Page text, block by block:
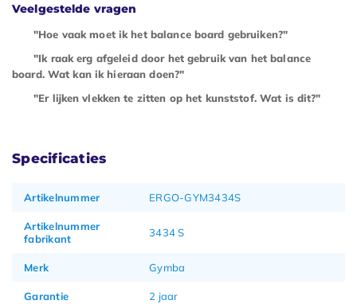
Veelgestelde vragen
"Hoe vaak moet ik het balance board gebruiken?"
"Ik raak erg afgeleid door het gebruik van het balance
board. Wat kan ik hieraan doen?"
"Er lijken vlekken te zitten op het kunststof. Wat is dit?"
Specificaties
Artikelnummer ERGO-GYM3434S
Artikelnummer
fabrikant
3434 S
Merk Gymba
Garantie 2 jaar